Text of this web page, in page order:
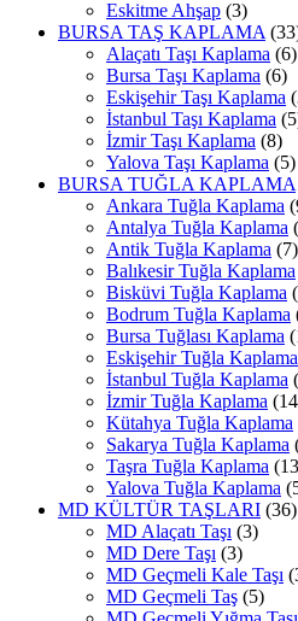
Eskitme Ahşap (3)
BURSA TAŞ KAPLAMA
Alaçatı Taşı Kaplama (6)
Bursa Taşı Kaplama (6)
Eskişehir Taşı Kaplama
İstanbul Taşı Kaplama
İzmir Taşı Kaplama (8)
Yalova Taşı Kaplama (5)
BURSA TUĞLA KAPLAMA
Ankara Tuğla Kaplama
Antalya Tuğla Kaplama
Antik Tuğla Kaplama (7)
Balıkesir Tuğla Kaplama
Bisküvi Tuğla Kaplama
Bodrum Tuğla Kaplama
Bursa Tuğlası Kaplama
Eskişehir Tuğla Kaplama
İstanbul Tuğla Kaplama
İzmir Tuğla Kaplama
Kütahya Tuğla Kaplama
Sakarya Tuğla Kaplama
Taşra Tuğla Kaplama
Yalova Tuğla Kaplama
MD KÜLTÜR TAŞLARI (36)
MD Alaçatı Taşı (3)
MD Dere Taşı (3)
MD Geçmeli Kale Taşı
MD Geçmeli Taş (5)